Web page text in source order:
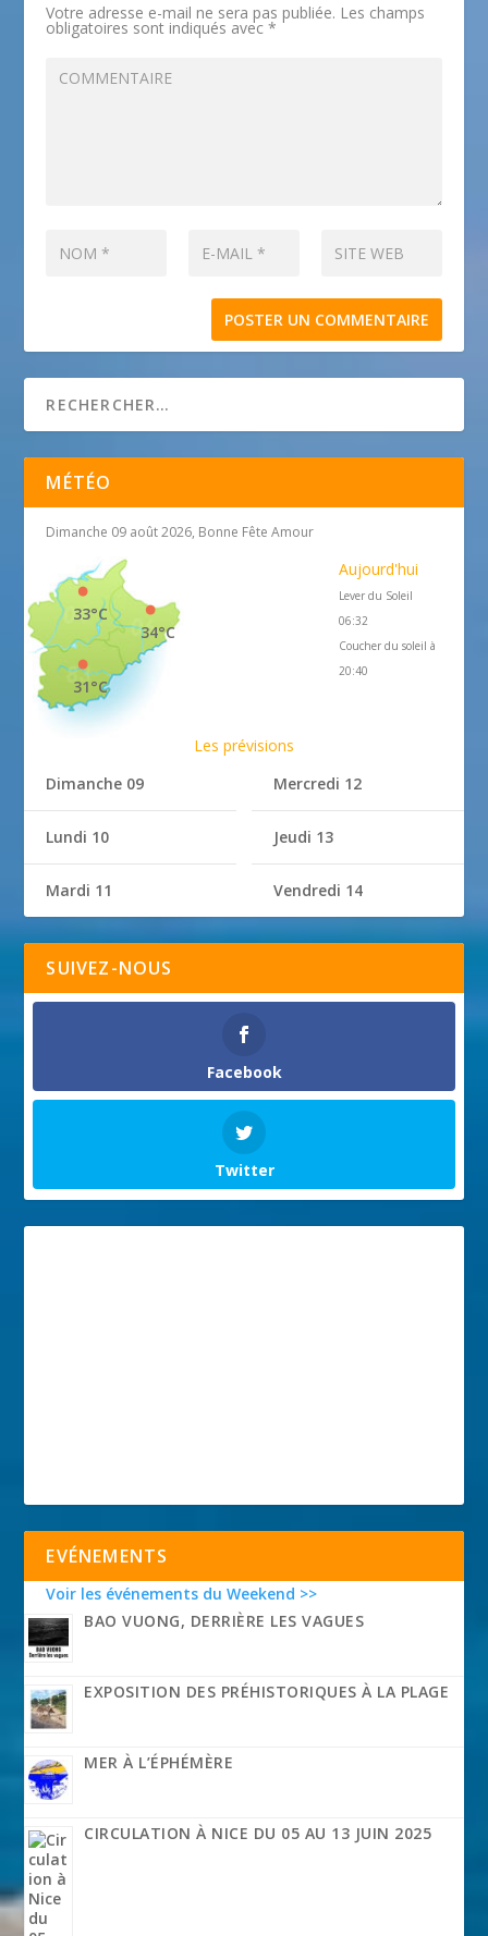
Votre adresse e-mail ne sera pas publiée. Les champs
obligatoires sont indiqués avec*
MÉTÉO
Dimanche 09 août 2026, Bonne Fête Amour
34°C
33°C
31°C
Aujourd'hui
Lever du Soleil
06:32
Coucher du soleil à
20:40
Les prévisions
Dimanche 09
Lundi 10
Mardi 11
Mercredi 12
Jeudi 13
Vendredi 14
SUIVEZ-NOUS
Facebook
Twitter
EVÉNEMENTS
Voir les événements du Weekend >>
BAO VUONG, DERRIÈRE LES VAGUES
EXPOSITION DES PRÉHISTORIQUES À LA PLAGE
MER À L’ÉPHÉMÈRE
CIRCULATION À NICE DU 05 AU 13 JUIN 2025